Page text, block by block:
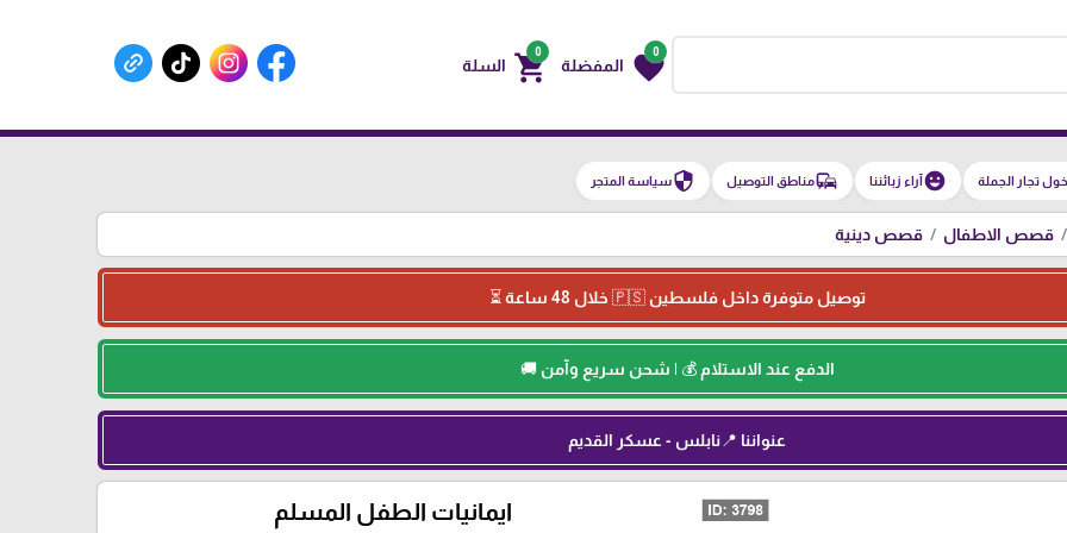
0
favorite المفضلة
0
shopping_cart السلة
تجار الجملة emoji_emotionsآراء زبائننا commuteمناطق التوصيل securityسياسة المتجر
قصص الاطفال قصص دينية
توصيل متوفرة داخل فلسطين 🇵🇸 خلال 48 ساعة ⏳
الدفع عند الاستلام 💰 | شحن سريع وآمن 🚚
عنواننا 📍نابلس - عسكر القديم
ايمانيات الطفل المسلم